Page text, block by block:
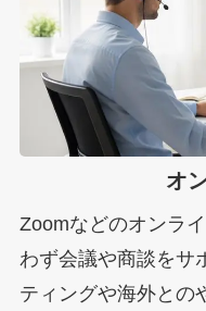
オ
Zoomなどのオンラ
わず会議や商談をサ
ティングや海外との